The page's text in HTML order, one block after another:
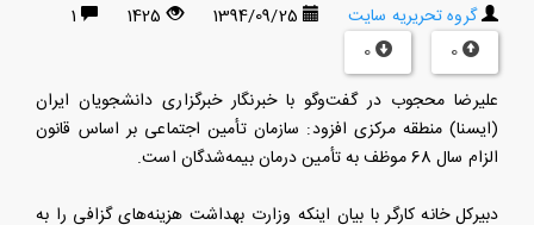
گروه تحریریه سایت 1394/09/25
1425
1
0
0
علیرضا محجوب در گفت‌وگو با خبرنگار خبرگزاری دانشجویان ایران
(ایسنا) منطقه مرکزی افزود: سازمان تأمین اجتماعی بر اساس قانون
الزام سال 68 موظف به تأمین درمان بیمه‌شدگان است.
دبیرکل خانه کارگر با بیان اینکه وزارت بهداشت هزینه‌های گزافی را به